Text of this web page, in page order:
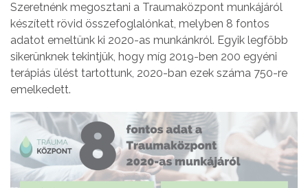
Szeretnénk megosztani a Traumaközpont munkájáról
készített rövid összefoglalónkat, melyben 8 fontos
adatot emeltünk ki 2020-as munkánkról. Egyik legfőbb
sikerünknek tekintjük, hogy míg 2019-ben 200 egyéni
terápiás ülést tartottunk, 2020-ban ezek száma 750-re
emelkedett.